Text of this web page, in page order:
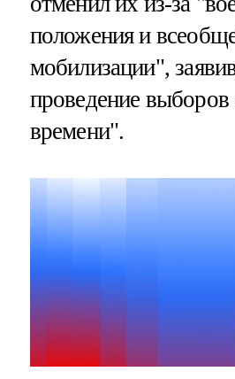
положения и
мобилизации",
проведение выборов
времени".